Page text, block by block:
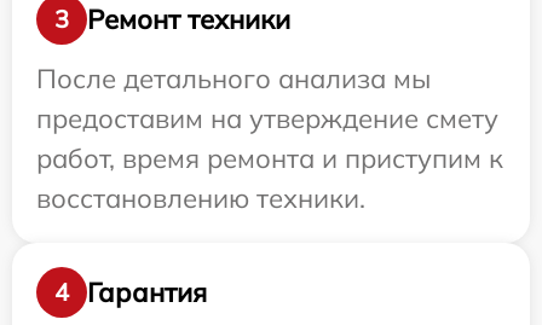
3
Ремонт техники
После детального анализа мы
предоставим на утверждение смету
работ, время ремонта и приступим к
восстановлению техники.
4
Гарантия